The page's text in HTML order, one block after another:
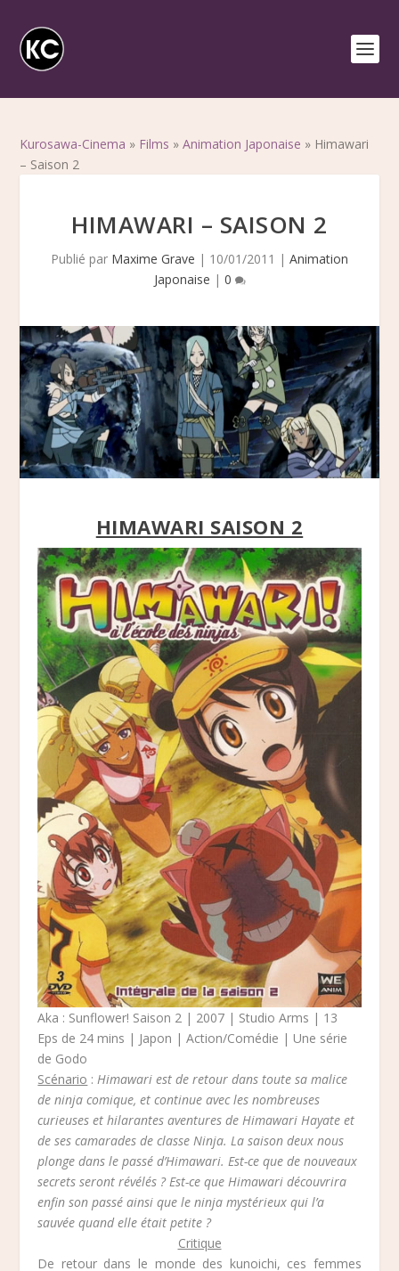
Kurosawa-Cinema » Films »Animation Japonaise » Himawari
– Saison 2
HIMAWARI – SAISON 2
Publié par Maxime Grave | 10/01/2011 | Animation
Japonaise | 0
HIMAWARI SAISON 2
Aka : Sunflower! Saison 2 | 2007 | Studio Arms | 13
Eps de 24 mins | Japon | Action/Comédie | Une série
de Godo
Scénario :Himawari est de retour dans toute sa malice
de ninja comique, et continue avec les nombreuses
curieuses et hilarantes aventures de Himawari Hayate et
de ses camarades de classe Ninja. La saison deux nous
plonge dans le passé d’Himawari. Est-ce que de nouveaux
secrets seront révélés ? Est-ce que Himawari découvrira
enfin son passé ainsi que le ninja mystérieux qui l’a
sauvée quand elle était petite ?
Critique
De retour dans le monde des kunoichi, ces femmes